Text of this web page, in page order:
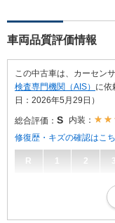
車両品質評価情報
この中古車は、カーセン
検査専門機関（AIS） に依
日：2026年5月29日）
総合評価： S 内装：
修復歴・キズの確認はこ
R 1 2 3
新車登録後12ヶ月未満